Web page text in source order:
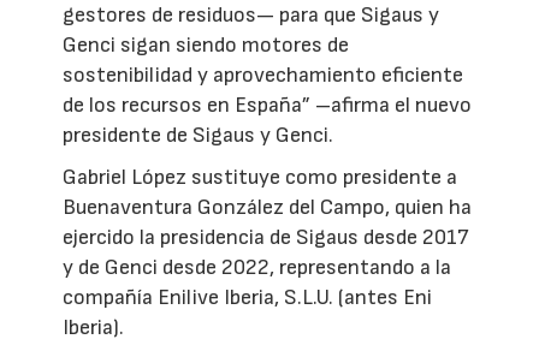
gestores de residuos— para que Sigaus y
Genci sigan siendo motores de
sostenibilidad y aprovechamiento eficiente
de los recursos en España” –afirma el nuevo
presidente de Sigaus y Genci.
Gabriel López sustituye como presidente a
Buenaventura González del Campo, quien ha
ejercido la presidencia de Sigaus desde 2017
y de Genci desde 2022, representando a la
compañía Enilive Iberia, S.L.U. (antes Eni
Iberia).